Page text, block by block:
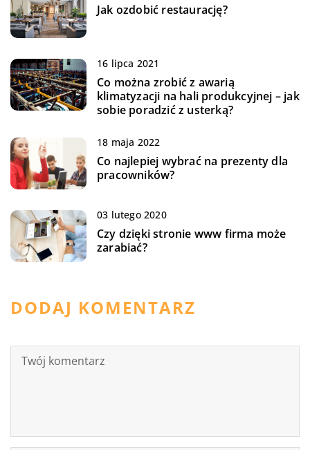
Jak ozdobić restaurację?
16 lipca 2021
Co można zrobić z awarią
klimatyzacji na hali produkcyjnej – jak
sobie poradzić z usterką?
18 maja 2022
Co najlepiej wybrać na prezenty dla
pracowników?
03 lutego 2020
Czy dzięki stronie www firma może
zarabiać?
DODAJ KOMENTARZ